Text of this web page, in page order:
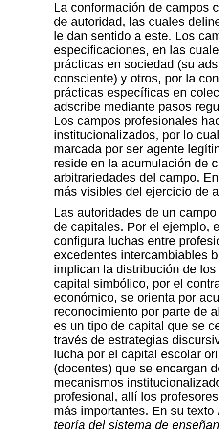
La conformación de campos
de autoridad, las cuales
le dan sentido a este. Los
especificaciones, en las
prácticas en sociedad (su
consciente) y otros, por la
prácticas específicas en
adscribe mediante pasos
Los campos profesionales
institucionalizados, por lo
marcada por ser agente
reside en la acumulación de
arbitrariedades del campo.
más visibles del ejercicio de
Las autoridades de un
de capitales. Por el ejemplo,
configura luchas entre
excedentes intercambiables
implican la distribución de
capital simbólico, por el
económico, se orienta por
reconocimiento por parte de
es un tipo de capital que se
través de estrategias
lucha por el capital escolar
(docentes) que se encargan
mecanismos
profesional, allí los
más importantes. En su texto
teoría del sistema de